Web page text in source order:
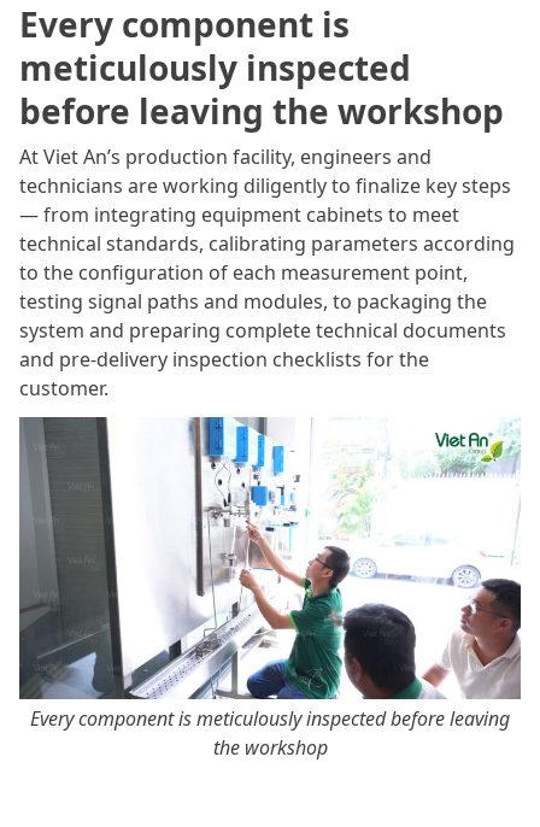
Every component is
meticulously inspected
before leaving the workshop
At Viet An’s production facility, engineers and
technicians are working diligently to finalize key steps
— from integrating equipment cabinets to meet
technical standards, calibrating parameters according
to the configuration of each measurement point,
testing signal paths and modules, to packaging the
system and preparing complete technical documents
and pre-delivery inspection checklists for the
customer.
Every component is meticulously inspected before leaving
the workshop